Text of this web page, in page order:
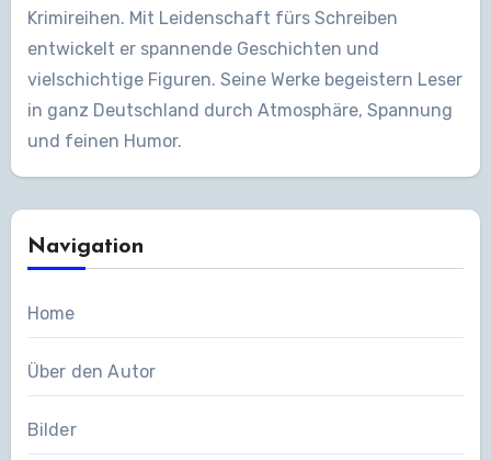
Krimireihen. Mit Leidenschaft fürs Schreiben
entwickelt er spannende Geschichten und
vielschichtige Figuren. Seine Werke begeistern Leser
in ganz Deutschland durch Atmosphäre, Spannung
und feinen Humor.
Navigation
Home
Über den Autor
Bilder